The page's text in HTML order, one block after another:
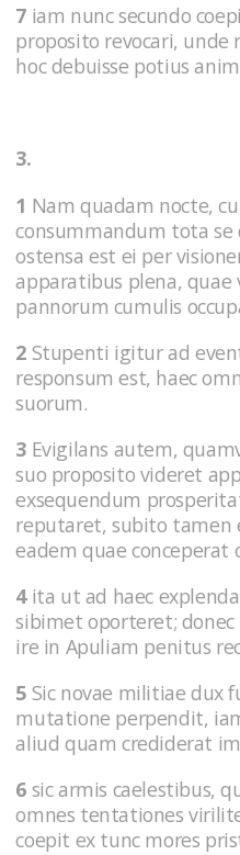
7 iam nunc secundo
proposito revocari,
hoc debuisse potius
3.
1 Nam quadam nocte,
consummandum tota
ostensa est ei per
apparatibus plena, quae
pannorum cumulis
2 Stupenti igitur ad
responsum est, haec
suorum.
3 Evigilans autem,
suo proposito videret
exsequendum
reputaret, subito tamen
eadem quae conceperat
4ita ut ad haec
sibimet oporteret;
ire in Apuliam penitus
5 Sic novae militiae dux
mutatione perpendit,
aliud quam crediderat
6 sic armis caelestibus,
omnes tentationes
coepit ex tunc mores